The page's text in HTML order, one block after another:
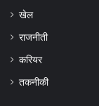
खेल
राजनीती
करियर
तकनीकी